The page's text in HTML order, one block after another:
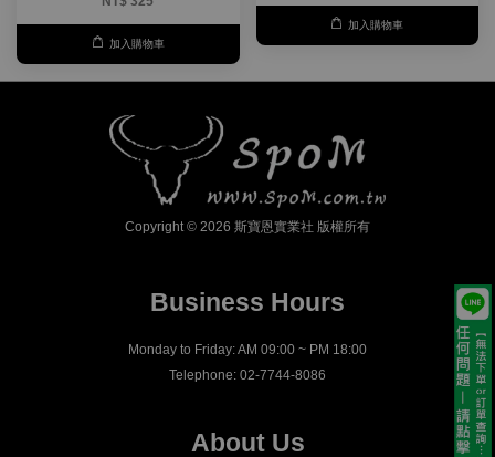
加入購物車
加入購物車
Copyright © 2026 斯寶恩實業社 版權所有
Business Hours
Monday to Friday: AM 09:00 ~ PM 18:00
Telephone: 02-7744-8086
About Us